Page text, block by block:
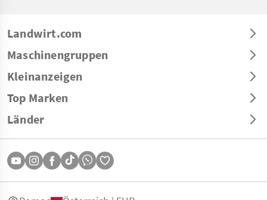
Landwirt.com
Maschinengruppen
Kleinanzeigen
Top Marken
Länder